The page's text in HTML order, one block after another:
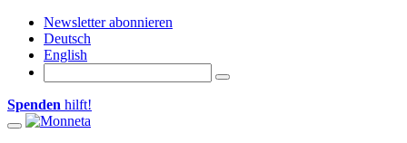
Newsletter abonnieren
Deutsch
English
Spenden hilft!
Toggle navigation